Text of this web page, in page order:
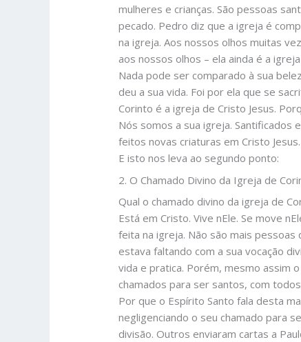
mulheres e crianças. São pessoas
pecado. Pedro diz que a igreja é
na igreja. Aos nossos olhos muitas
aos nossos olhos – ela ainda é a
Nada pode ser comparado à sua
deu a sua vida. Foi por ela que se
Corinto é a igreja de Cristo Jesus.
Nós somos a sua igreja. Santificados
feitos novas criaturas em Cristo
E isto nos leva ao segundo ponto:
2. O Chamado Divino da Igreja de
Qual o chamado divino da igreja de
Está em Cristo. Vive nEle. Se move
feita na igreja. Não são mais
estava faltando com a sua vocação
vida e pratica. Porém, mesmo assim
chamados para ser santos, com
Por que o Espírito Santo fala desta
negligenciando o seu chamado para
divisão. Outros enviaram cartas a